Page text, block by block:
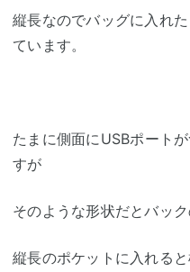
縦長なのでバッグに入れ
ています。
たまに側面にUSBポート
すが
そのような形状だとバッ
縦長のポケットに入れる